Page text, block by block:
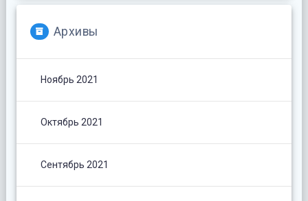
Архивы
Ноябрь 2021
Октябрь 2021
Сентябрь 2021